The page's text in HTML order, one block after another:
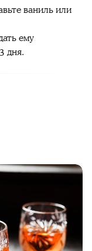
ваниль или
ему
дня.